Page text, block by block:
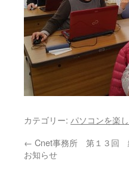
カテゴリー: パソコンを楽
← Cnet事務所 第１３回
お知らせ